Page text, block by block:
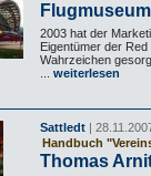
2003 hat der
Eigentümer der
Wahrzeichen
weiterlesen
Sattledt |
Handbuch
Thomas